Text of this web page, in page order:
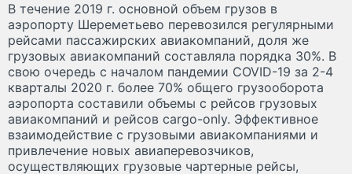
В течение 2019 г. основной объем грузов в
аэропорту Шереметьево перевозился регулярными
рейсами пассажирских авиакомпаний, доля же
грузовых авиакомпаний составляла порядка 30%. В
свою очередь с началом пандемии COVID-19 за 2-4
кварталы 2020 г. более 70% общего грузооборота
аэропорта составили объемы с рейсов грузовых
авиакомпаний и рейсов cargo-only. Эффективное
взаимодействие с грузовыми авиакомпаниями и
привлечение новых авиаперевозчиков,
осуществляющих грузовые чартерные рейсы,